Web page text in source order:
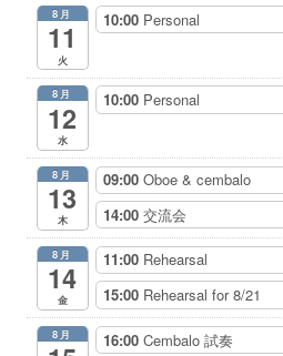
8月
11
火
10:00 Personal
8月
12
水
10:00 Personal
8月
13
木
09:00 Oboe & cembalo
14:00 交流会
8月
14
金
11:00 Rehearsal
15:00 Rehearsal for 8/21
8月 16:00 Cembalo 試奏